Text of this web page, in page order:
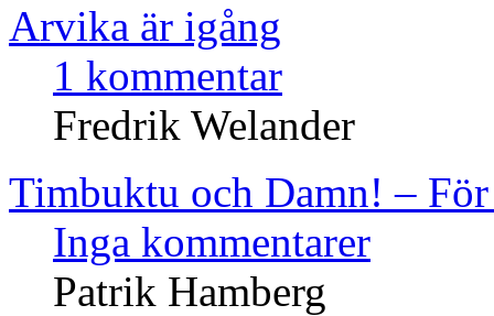
Arvika är igång
1 kommentar
Fredrik Welander
Timbuktu och Damn! –
Inga kommentarer
Patrik Hamberg